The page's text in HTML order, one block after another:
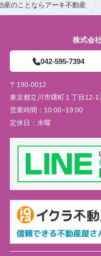
産のことならアーキ不動産
株式会
042-595-7394
〒190-0012
東京都立川市曙町１丁目12-
営業時間： 10:00~19:00
定休日： 水曜